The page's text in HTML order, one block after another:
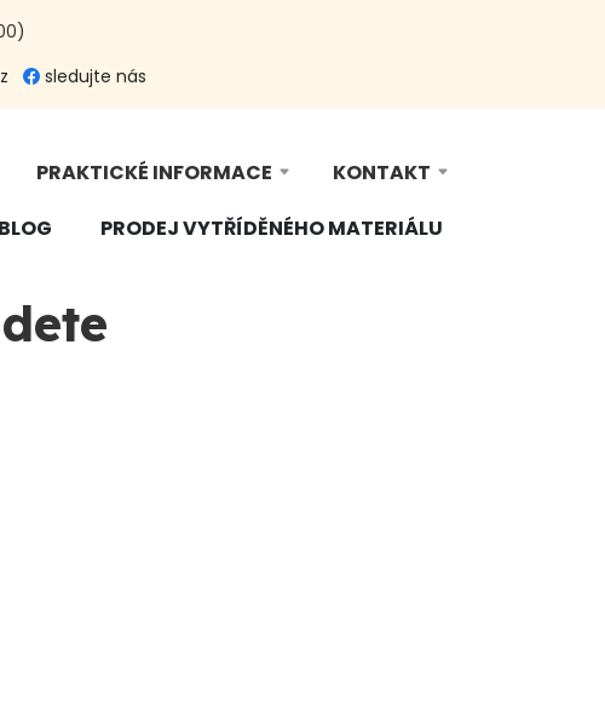
sledujte nás
PRAKTICKÉ INFORMACE
KONTAKT
BLOG PRODEJ VYTŘÍDĚNÉHO MATERIÁLU